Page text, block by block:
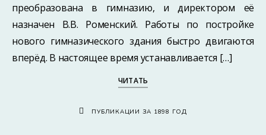
преобразована в гимназию, и директором её
назначен В.В. Роменский. Работы по постройке
нового гимназического здания быстро двигаются
вперёд. В настоящее время устанавливается […]
ЧИТАТЬ
ПУБЛИКАЦИИ ЗА 1898 ГОД